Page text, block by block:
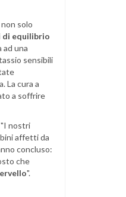
non solo
di equilibrio
ad una
sensibili
La cura a
a soffrire
"I nostri
affetti da
concluso:
che
".